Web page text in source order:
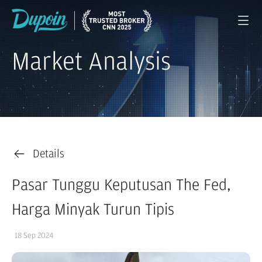
Market Analysis
Details
Pasar Tunggu Keputusan The Fed,
Harga Minyak Turun Tipis
18 Sep 2024